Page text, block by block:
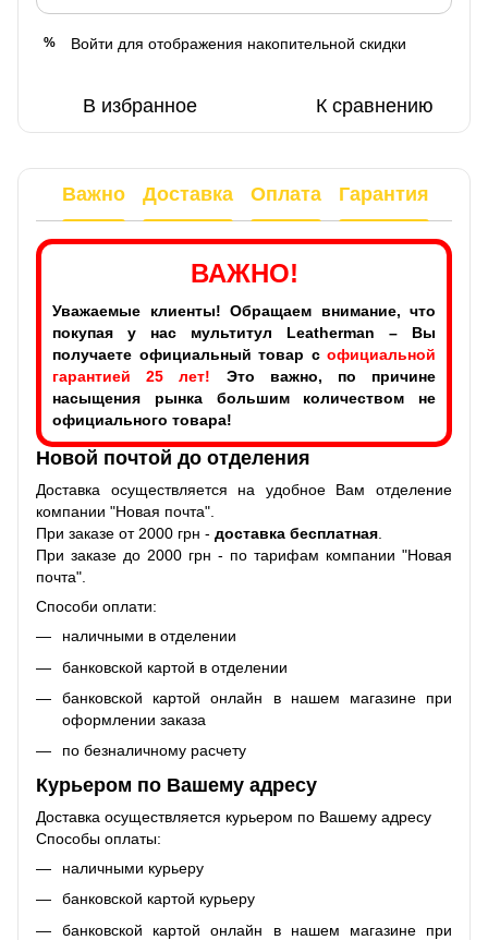
% Войти для отображения накопительной скидки
В избранное К сравнению
Важно Доставка Оплата Гарантия
ВАЖНО!
Уважаемые клиенты! Обращаем внимание, что
покупая у нас мультитул Leatherman – Вы
получаете официальный товар с официальной
гарантией 25 лет! Это важно, по причине
насыщения рынка большим количеством не
официального товара!
Новой почтой до отделения
Доставка осуществляется на удобное Вам отделение
компании "Новая почта".
При заказе от 2000 грн - доставка бесплатная
При заказе до 2000 грн - по тарифам компании "Новая
почта".
Способи оплати:
наличными в отделении
банковской картой в отделении
банковской картой онлайн в нашем магазине при
оформлении заказа
по безналичному расчету
Курьером по Вашему адресу
Доставка осуществляется курьером по Вашему адресу
Способы оплаты:
наличными курьеру
банковской картой курьеру
банковской картой онлайн в нашем магазине при